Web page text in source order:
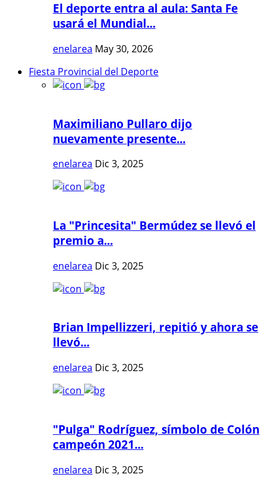
El deporte entra al aula: Santa Fe
usará el Mundial...
enelarea May 30, 2026
Fiesta Provincial del Deporte
Maximiliano Pullaro dijo
nuevamente presente...
enelarea Dic 3, 2025
La "Princesita" Bermúdez se llevó el
premio a...
enelarea Dic 3, 2025
Brian Impellizzeri, repitió y ahora se
llevó...
enelarea Dic 3, 2025
"Pulga" Rodríguez, símbolo de Colón
campeón 2021...
enelarea Dic 3, 2025